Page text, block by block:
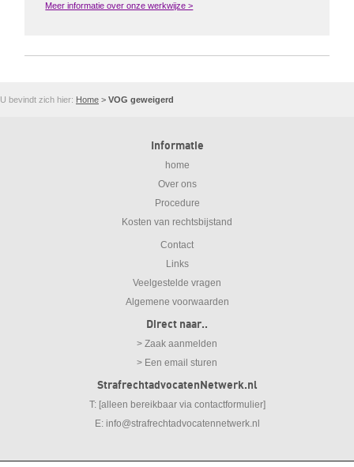
Meer informatie over onze werkwijze >
U bevindt zich hier: Home > VOG geweigerd
Informatie
home
Over ons
Procedure
Kosten van rechtsbijstand
Contact
Links
Veelgestelde vragen
Algemene voorwaarden
Direct naar..
> Zaak aanmelden
> Een email sturen
StrafrechtadvocatenNetwerk.nl
T: [alleen bereikbaar via contactformulier]
E: info@strafrechtadvocatennetwerk.nl